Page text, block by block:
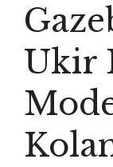
Ukir